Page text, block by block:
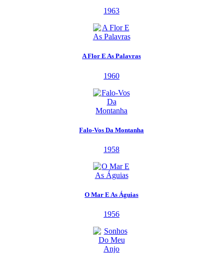
1963
A Flor E As Palavras
1960
Falo-Vos Da Montanha
1958
O Mar E As Águias
1956